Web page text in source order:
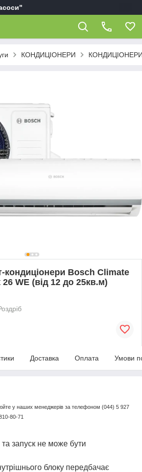
КОНДИЦІОНЕРИ КОНДИЦІОНЕРИ
кондиціонери Bosch Climate
WE (від 12 до 25кв.м)
Доставка Оплата Умови
у наших менеджерів за телефоном (044) 5 927
80-71
запуск не може бути
блоку передбачає